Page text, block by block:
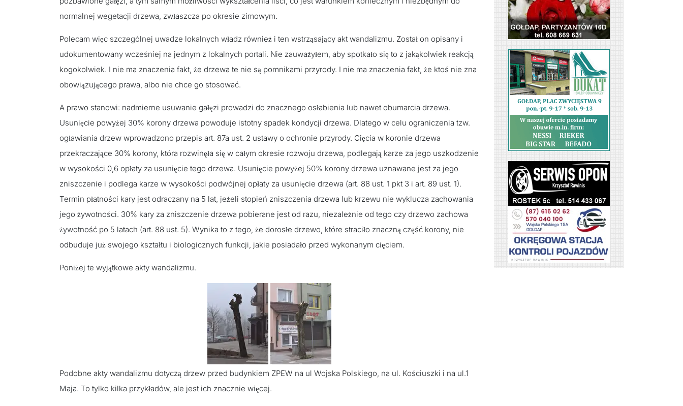
normalnej wegetacji drzewa, zwłaszcza po okresie zimowym.
Polecam więc szczególnej uwadze lokalnych władz również i ten wstrząsający akt wandalizmu. Został on opisany i
udokumentowany wcześniej na jednym z lokalnych portali. Nie zauważyłem, aby spotkało się to z jakąkolwiek reakcją
kogokolwiek. I nie ma znaczenia fakt, że drzewa te nie są pomnikami przyrody. I nie ma znaczenia fakt, że ktoś nie zna
obowiązującego prawa, albo nie chce go stosować.
A prawo stanowi: nadmierne usuwanie gałęzi prowadzi do znacznego osłabienia lub nawet obumarcia drzewa.
Usunięcie powyżej 30% korony drzewa powoduje istotny spadek kondycji drzewa. Dlatego w celu ograniczenia tzw.
ogławiania drzew wprowadzono przepis art. 87a ust. 2 ustawy o ochronie przyrody. Cięcia w koronie drzewa
przekraczające 30% korony, która rozwinęła się w całym okresie rozwoju drzewa, podlegają karze za jego uszkodzenie
w wysokości 0,6 opłaty za usunięcie tego drzewa. Usunięcie powyżej 50% korony drzewa uznawane jest za jego
zniszczenie i podlega karze w wysokości podwójnej opłaty za usunięcie drzewa (art. 88 ust. 1 pkt 3 i art. 89 ust. 1).
Termin płatności kary jest odraczany na 5 lat, jeżeli stopień zniszczenia drzewa lub krzewu nie wyklucza zachowania
jego żywotności. 30% kary za zniszczenie drzewa pobierane jest od razu, niezależnie od tego czy drzewo zachowa
żywotność po 5 latach (art. 88 ust. 5). Wynika to z tego, że dorosłe drzewo, które straciło znaczną część korony, nie
odbuduje już swojego kształtu i biologicznych funkcji, jakie posiadało przed wykonanym cięciem.
Poniżej te wyjątkowe akty wandalizmu.
Podobne akty wandalizmu dotyczą drzew przed budynkiem ZPEW na ul Wojska Polskiego, na ul. Kościuszki i na ul.1
Maja. To tylko kilka przykładów, ale jest ich znacznie więcej.